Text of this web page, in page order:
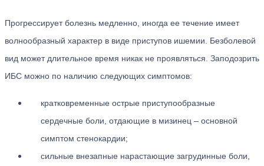
Прогрессирует болезнь медленно, иногда ее течение имеет
волнообразный характер в виде приступов ишемии. Безболевой
вид может длительное время никак не проявляться. Заподозрить
ИБС можно по наличию следующих симптомов:
кратковременные острые приступообразные
сердечные боли, отдающие в мизинец – основной
симптом стенокардии;
сильные внезапные нарастающие загрудинные боли,